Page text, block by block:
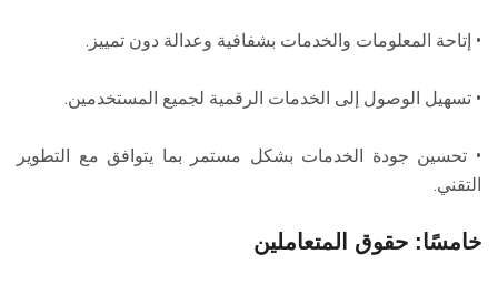
• إتاحة المعلومات والخدمات بشفافية وعدالة دون تمييز.
• تسهيل الوصول إلى الخدمات الرقمية لجميع المستخدمين.
• تحسين جودة الخدمات بشكل مستمر بما يتوافق مع التطوير
التقني.
خامسًا: حقوق المتعاملين